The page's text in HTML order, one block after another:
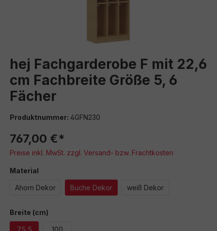
hej Fachgarderobe F mit 22,6
cm Fachbreite Größe 5, 6
Fächer
Produktnummer: 4GFN230
767,00 €*
Preise inkl. MwSt. zzgl. Versand- bzw. Frachtkosten
Material
Ahorn Dekor Buche Dekor weiß Dekor
Breite (cm)
75,5 100